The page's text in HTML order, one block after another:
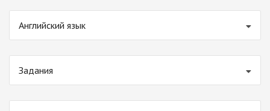
Английский язык
Задания